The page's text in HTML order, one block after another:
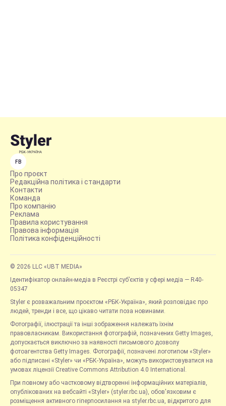
FB
Про проєкт
Редакційна політика і стандарти
Контакти
Команда
Про компанію
Реклама
Правила користування
Правова інформація
Політика конфіденційності
© 2026 LLC «UBT MEDIA»
Ідентифікатор онлайн-медіа в Реєстрі суб’єктів у сфері медіа — R40-
05347
Styler є розважальним проєктом «РБК-Україна», який розповідає про
людей, тренди і все, що цікаво читати поза новинами.
Фотографії, ілюстрації та інші зображення належать їхнім
правовласникам. Використання фотографій, позначених Getty Images,
допускається виключно за наявності письмового дозволу
фотоагентства Getty Images. Фотографії, позначені логотипом «Styler»
або підписані «Styler» чи «РБК-Україна», можуть використовуватися на
умовах ліцензії Creative Commons Attribution 4.0 International.
При повному або частковому відтворенні інформаційних матеріалів,
опублікованих на вебсайті «Styler» (styler.rbc.ua), обов'язковим є
розміщення активного гіперпосилання на styler.rbc.ua, відкритого для